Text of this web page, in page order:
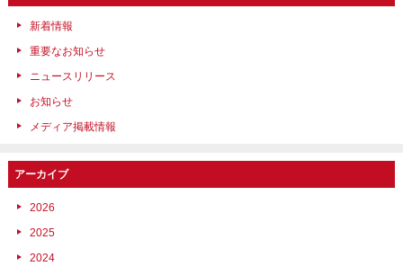
新着情報
重要なお知らせ
ニュースリリース
お知らせ
メディア掲載情報
アーカイブ
2026
2025
2024